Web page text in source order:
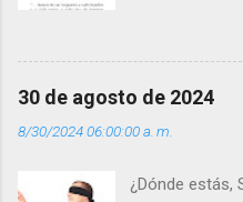
super
gracia de
Día (+ Leer ). |
30 de agosto de 2024
8/30/2024 06:00:00 a. m.
¿Dónde estás,